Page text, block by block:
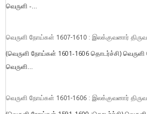
வெருளி -...
வெருளி நோய்கள் 1607-1610 : இலக்குவனார்
(வெருளி நோய்கள் 1601-1606 தொடர்ச்சி)
வெருளி...
வெருளி நோய்கள் 1601-1606 : இலக்குவனார்